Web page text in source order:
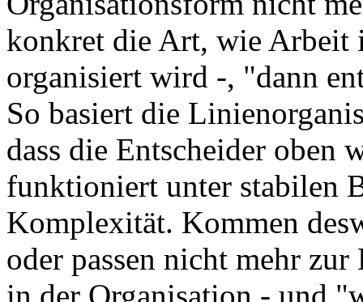
konkret die Art, wie Arbeit
organisiert wird -, "dann
So basiert die
dass die Entscheider oben
funktioniert unter stabilen
Komplexität. Kommen
oder passen nicht mehr
in der Organisation - und